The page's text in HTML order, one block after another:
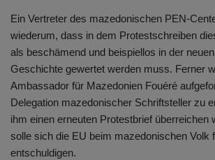
Ein Vertreter des mazedonischen PEN-
wiederum, dass in dem Protestschreiben
als beschämend und beispiellos in der
Geschichte gewertet werden muss. Ferner
Ambassador für Mazedonien Fouéré
Delegation mazedonischer Schriftsteller zu
ihm einen erneuten Protestbrief überreichen
solle sich die EU beim mazedonischen Volk
entschuldigen.